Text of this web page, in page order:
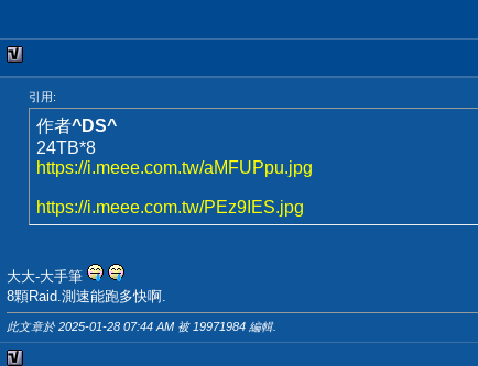
引用:
作者^DS^
24TB*8
https://i.meee.com.tw/aMFUPpu.jpg
https://i.meee.com.tw/PEz9IES.jpg
大大-大手筆
8顆Raid.測速能跑多快啊.
此文章於 2025-01-28 07:44 AM 被 19971984 編輯.